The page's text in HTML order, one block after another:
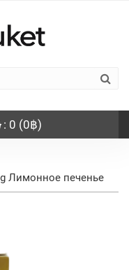
: 0 (0฿)
Лимонное печенье